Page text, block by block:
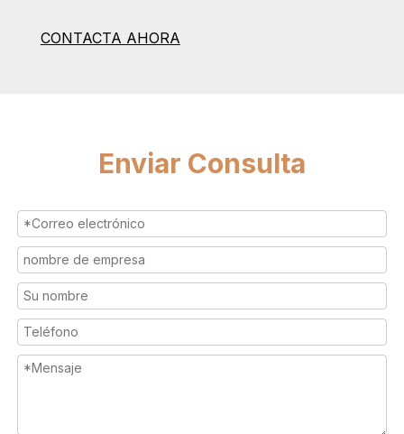
CONTACTA AHORA
Enviar Consulta